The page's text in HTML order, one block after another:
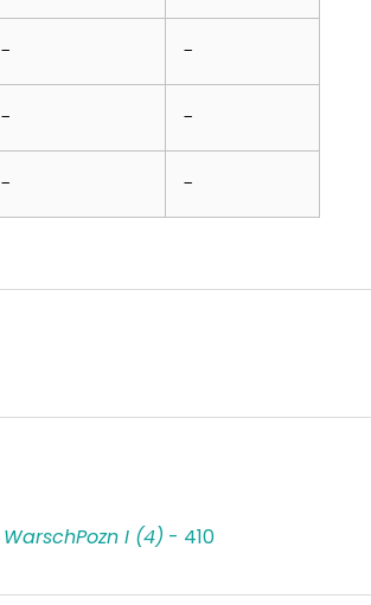
- -
- -
- -
WarschPozn I (4) - 410